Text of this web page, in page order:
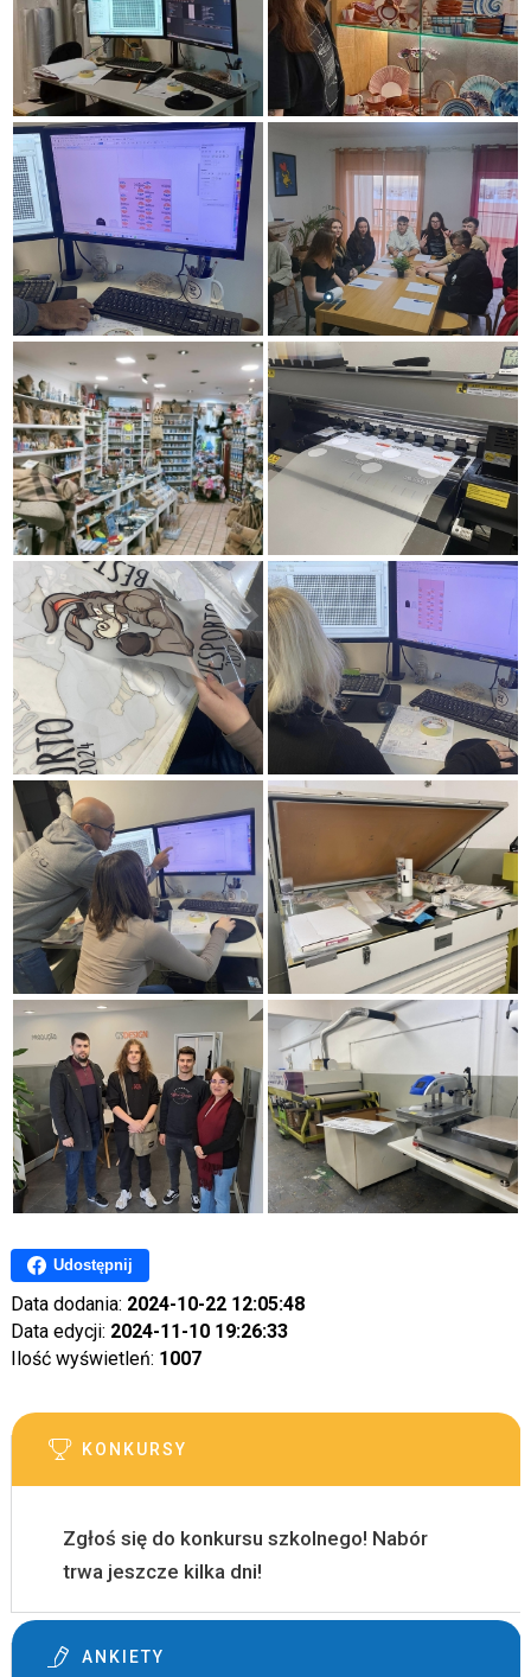
Udostępnij
Data dodania: 2024-10-22 12:05:48
Data edycji: 2024-11-10 19:26:33
Ilość wyświetleń: 1007
KONKURSY
Zgłoś się do konkursu szkolnego! Nabór
trwa jeszcze kilka dni!
ANKIETY